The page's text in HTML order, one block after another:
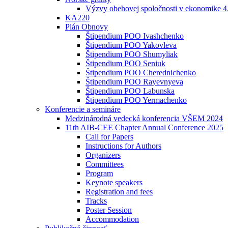
Výzvy obehovej spoločnosti v ekonomike
KA220
Plán Obnovy
Štipendium POO Ivashchenko
Štipendium POO Yakovleva
Štipendium POO Shumyliak
Štipendium POO Seniuk
Štipendium POO Cherednichenko
Štipendium POO Rayevnyeva
Štipendium POO Labunska
Štipendium POO Yermachenko
Konferencie a semináre
Medzinárodná vedecká konferencia VŠEM 2024
11th AIB-CEE Chapter Annual Conference 2025
Call for Papers
Instructions for Authors
Organizers
Committees
Program
Keynote speakers
Registration and fees
Tracks
Poster Session
Accommodation